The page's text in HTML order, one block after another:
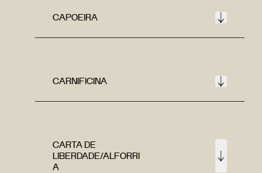
CAPOEIRA
CARNIFICINA
CARTA DE
LIBERDADE/ALFORRI
A